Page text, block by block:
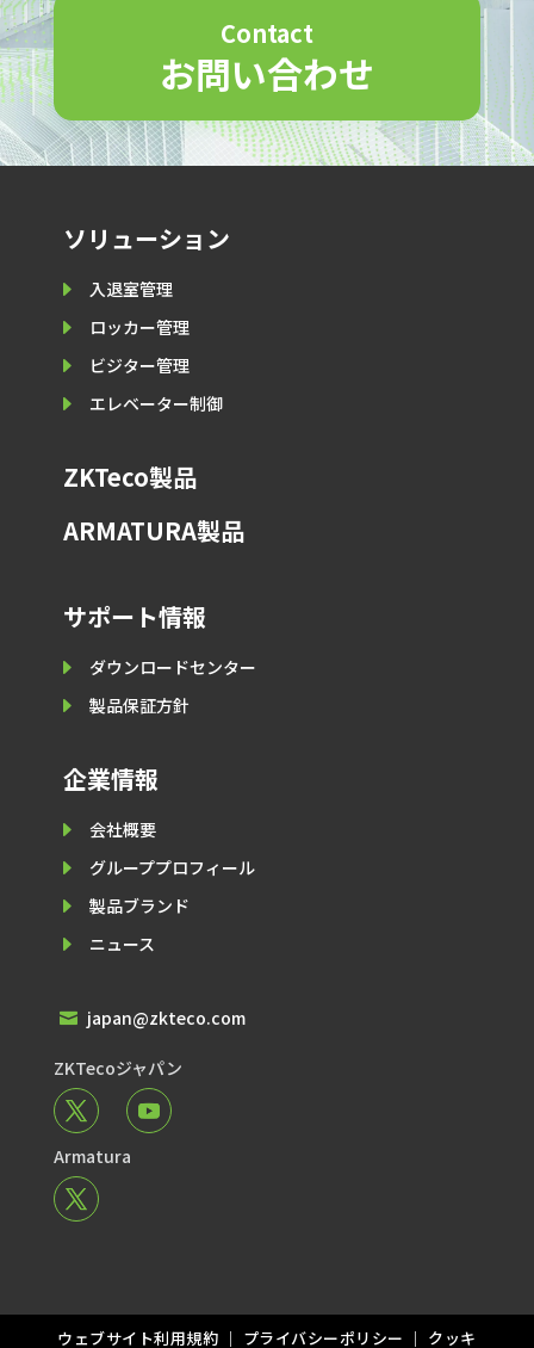
Contact
お問い合わせ
ソリューション
E 入退室管理
E ロッカー管理
E ビジター管理
E エレベーター制御
ZKTeco製品
ARMATURA製品
サポート情報
E ダウンロードセンター
E 製品保証⽅針
企業情報
E 会社概要
E グループプロフィール
E 製品ブランド
E ニュース
 japan@zkteco.com
ZKTecoジャパン
Armatura
ウェブサイト利⽤規約 ｜ プライバシーポリシー ｜ クッキ